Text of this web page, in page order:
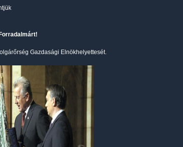
Gazdasági Elnökhelyettesét.